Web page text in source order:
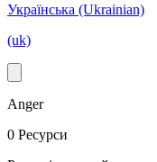
Українська (Ukrainian)
(uk)
Anger
0 Ресурси